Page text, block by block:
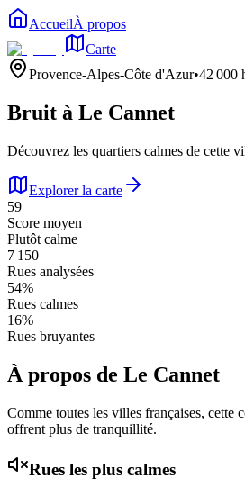
AccueilÀ propos
Carte
Provence-Alpes-Côte d'Azur•42 000
Bruit à Le Cannet
Découvrez les quartiers calmes de cette
Explorer la carte
59
Score moyen
Plutôt calme
7 150
Rues analysées
54%
Rues calmes
16%
Rues bruyantes
À propos de Le Cannet
Comme toutes les villes françaises, cette
offrent plus de tranquillité.
Rues les plus calmes